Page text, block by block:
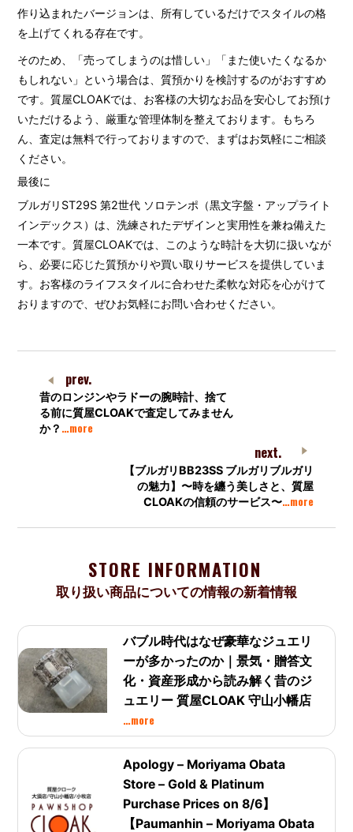
作り込まれたバージョンは、所有しているだけでスタイルの格
を上げてくれる存在です。
そのため、「売ってしまうのは惜しい」「また使いたくなるか
もしれない」という場合は、質預かりを検討するのがおすすめ
です。質屋CLOAKでは、お客様の大切なお品を安心してお預け
いただけるよう、厳重な管理体制を整えております。もちろ
ん、査定は無料で行っておりますので、まずはお気軽にご相談
ください。
最後に
ブルガリST29S 第2世代 ソロテンポ（黒文字盤・アップライト
インデックス）は、洗練されたデザインと実用性を兼ね備えた
一本です。質屋CLOAKでは、このような時計を大切に扱いなが
ら、必要に応じた質預かりや買い取りサービスを提供していま
す。お客様のライフスタイルに合わせた柔軟な対応を心がけて
おりますので、ぜひお気軽にお問い合わせください。
prev.
昔のロンジンやラドーの腕時計、捨て
る前に質屋CLOAKで査定してみません
か？ …more
next.
【ブルガリBB23SS ブルガリブルガリ
の魅力】〜時を纏う美しさと、質屋
CLOAKの信頼のサービス〜…more
STORE INFORMATION
取り扱い商品についての情報の新着情報
バブル時代はなぜ豪華なジュエリ
ーが多かったのか｜景気・贈答文
化・資産形成から読み解く昔のジ
ュエリー 質屋CLOAK 守山小幡店
…more
Apology – Moriyama Obata
Store – Gold & Platinum
Purchase Prices on 8/6】
【Paumanhin – Moriyama Obata